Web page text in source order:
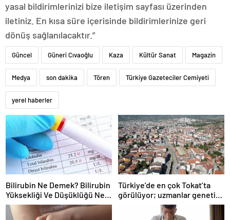
yasal bildirimlerinizi bize iletişim sayfası üzerinden
iletiniz. En kısa süre içerisinde bildirimlerinize geri
dönüş sağlanılacaktır.”
Güncel Güneri Cıvaoğlu Kaza Kültür Sanat Magazin
Medya son dakika Tören Türkiye Gazeteciler Cemiyeti
yerel haberler
Bilirubin Ne Demek? Bilirubin
Yüksekliği Ve Düşüklüğü Ne
Anlama Gelir?
Türkiye’de en çok Tokat’ta
görülüyor; uzmanlar genetik
danışmanlık için vatandaşları
uyarıyor! FMF hastalığı alarmı